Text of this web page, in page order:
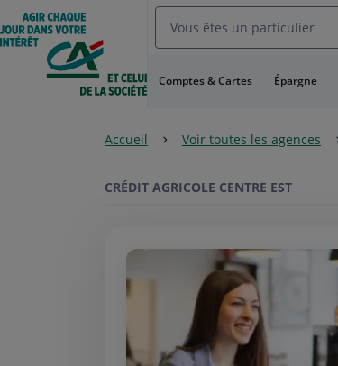
Aller
au
Menu
Aller au
Contenu
Vous êtes un particulier
Comptes & Cartes Épargne
Accueil Voir toutes les agences
CRÉDIT AGRICOLE CENTRE EST